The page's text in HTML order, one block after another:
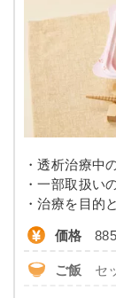
ご飯セット
その栄養価の
ーではない
リン
カリウム
コレステロー
て異なる場合が
・透析治療中
・一部取扱い
・治療を目的
価格
ご飯 セ